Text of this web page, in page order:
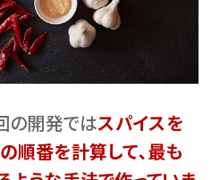
の開発ではスパイスを
順番を計算して､最も